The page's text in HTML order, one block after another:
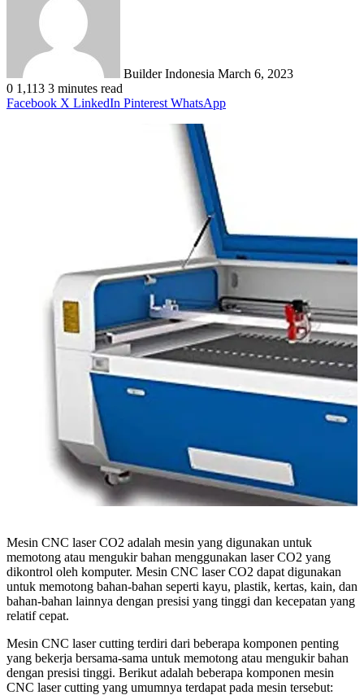
Builder Indonesia March 6, 2023
0 1,113 3 minutes read
Facebook X LinkedIn Pinterest WhatsApp
Mesin CNC laser CO2 adalah mesin yang digunakan untuk
memotong atau mengukir bahan menggunakan laser CO2 yang
dikontrol oleh komputer. Mesin CNC laser CO2 dapat digunakan
untuk memotong bahan-bahan seperti kayu, plastik, kertas, kain, dan
bahan-bahan lainnya dengan presisi yang tinggi dan kecepatan yang
relatif cepat.
Mesin CNC laser cutting terdiri dari beberapa komponen penting
yang bekerja bersama-sama untuk memotong atau mengukir bahan
dengan presisi tinggi. Berikut adalah beberapa komponen mesin
CNC laser cutting yang umumnya terdapat pada mesin tersebut: